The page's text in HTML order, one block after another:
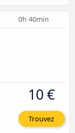
0h 40min
10 €
Trouvez